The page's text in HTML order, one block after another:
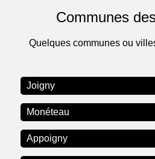
Communes
Quelques communes ou
Joigny
Monéteau
Appoigny